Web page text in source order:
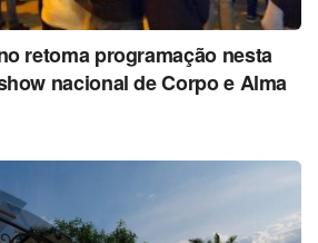
retoma programação nesta
nacional de Corpo e Alma